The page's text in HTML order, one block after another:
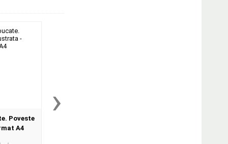
Poveste
A4
›